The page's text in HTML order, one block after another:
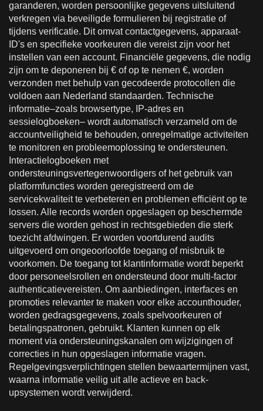
garanderen, worden persoonlijke gegevens uitsluitend
verkregen via beveiligde formulieren bij registratie of
tijdens verificatie. Dit omvat contactgegevens, apparaat-
ID's en specifieke voorkeuren die vereist zijn voor het
instellen van een account. Financiële gegevens, die nodig
zijn om te deponeren bij € of op te nemen €, worden
verzonden met behulp van gecodeerde protocollen die
voldoen aan Nederland standaarden. Technische
informatie–zoals browsertype, IP-adres en
sessielogboeken– wordt automatisch verzameld om de
accountveiligheid te behouden, onregelmatige activiteiten
te monitoren en probleemoplossing te ondersteunen.
Interactielogboeken met
ondersteuningsvertegenwoordigers of het gebruik van
platformfuncties worden geregistreerd om de
servicekwaliteit te verbeteren en problemen efficiënt op te
lossen. Alle records worden opgeslagen op beschermde
servers die worden gehost in rechtsgebieden die sterk
toezicht afdwingen. Er worden voortdurend audits
uitgevoerd om ongeoorloofde toegang of misbruik te
voorkomen. De toegang tot klantinformatie wordt beperkt
door personeelsrollen en ondersteund door multi-factor
authenticatievereisten. Om aanbiedingen, interfaces en
promoties relevanter te maken voor elke accounthouder,
worden gedragsgegevens, zoals spelvoorkeuren of
betalingspatronen, gebruikt. Klanten kunnen op elk
moment via ondersteuningskanalen om wijzigingen of
correcties in hun opgeslagen informatie vragen.
Regelgevingsverplichtingen stellen bewaartermijnen vast,
waarna informatie veilig uit alle actieve en back-
upsystemen wordt verwijderd.